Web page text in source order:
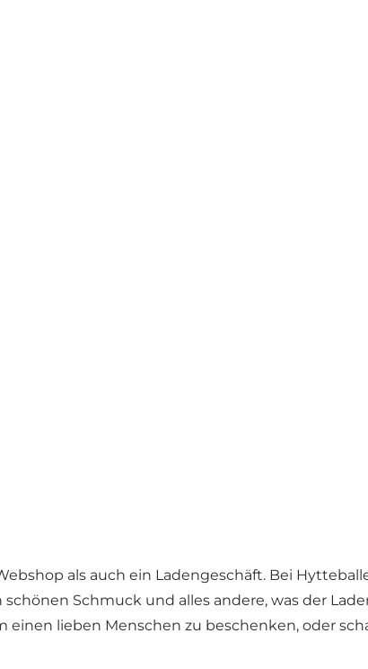
als auch ein Ladengeschäft. Bei
Schmuck und alles andere, was der
lieben Menschen zu beschenken, oder